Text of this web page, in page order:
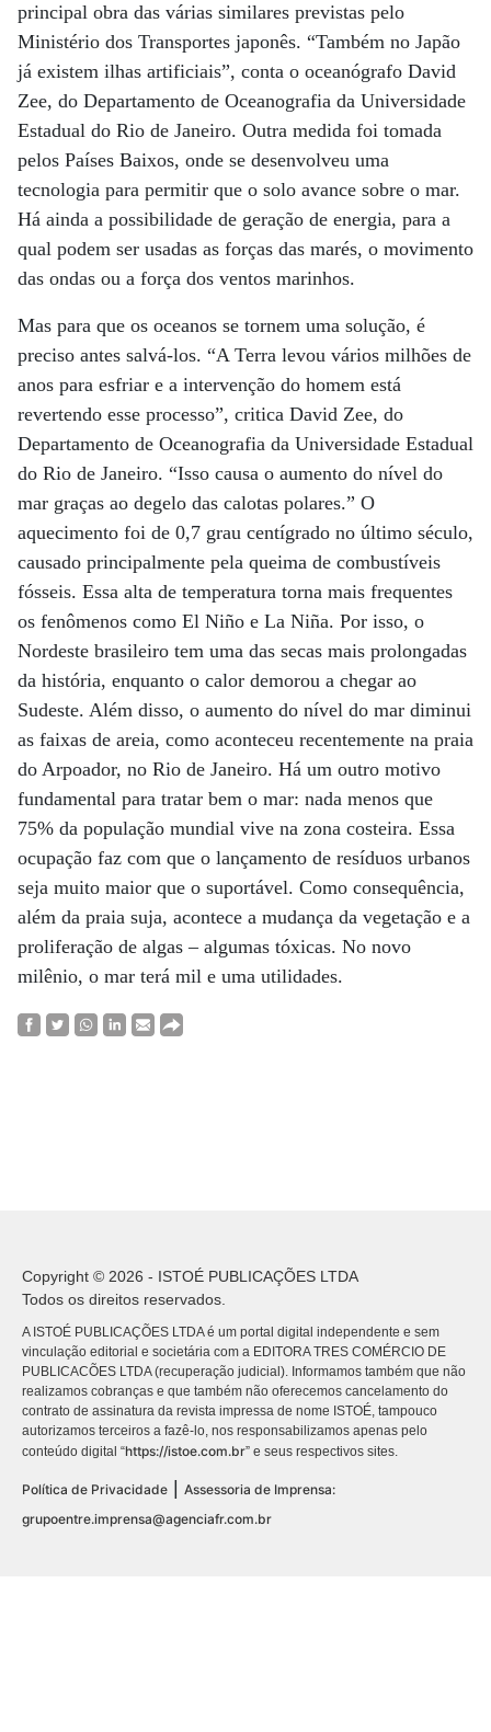
principal obra das várias similares previstas pelo
Ministério dos Transportes japonês. “Também no Japão
já existem ilhas artificiais”, conta o oceanógrafo David
Zee, do Departamento de Oceanografia da Universidade
Estadual do Rio de Janeiro. Outra medida foi tomada
pelos Países Baixos, onde se desenvolveu uma
tecnologia para permitir que o solo avance sobre o mar.
Há ainda a possibilidade de geração de energia, para a
qual podem ser usadas as forças das marés, o movimento
das ondas ou a força dos ventos marinhos.
Mas para que os oceanos se tornem uma solução, é
preciso antes salvá-los. “A Terra levou vários milhões de
anos para esfriar e a intervenção do homem está
revertendo esse processo”, critica David Zee, do
Departamento de Oceanografia da Universidade Estadual
do Rio de Janeiro. “Isso causa o aumento do nível do
mar graças ao degelo das calotas polares.” O
aquecimento foi de 0,7 grau centígrado no último século,
causado principalmente pela queima de combustíveis
fósseis. Essa alta de temperatura torna mais frequentes
os fenômenos como El Niño e La Niña. Por isso, o
Nordeste brasileiro tem uma das secas mais prolongadas
da história, enquanto o calor demorou a chegar ao
Sudeste. Além disso, o aumento do nível do mar diminui
as faixas de areia, como aconteceu recentemente na praia
do Arpoador, no Rio de Janeiro. Há um outro motivo
fundamental para tratar bem o mar: nada menos que
75% da população mundial vive na zona costeira. Essa
ocupação faz com que o lançamento de resíduos urbanos
seja muito maior que o suportável. Como consequência,
além da praia suja, acontece a mudança da vegetação e a
proliferação de algas – algumas tóxicas. No novo
milênio, o mar terá mil e uma utilidades.
Copyright © 2026 - ISTOÉ PUBLICAÇÕES LTDA
Todos os direitos reservados.
A ISTOÉ PUBLICAÇÕES LTDA é um portal digital independente e sem
vinculação editorial e societária com a EDITORA TRES COMÉRCIO DE
PUBLICACÕES LTDA (recuperação judicial). Informamos também que não
realizamos cobranças e que também não oferecemos cancelamento do
contrato de assinatura da revista impressa de nome ISTOÉ, tampouco
autorizamos terceiros a fazê-lo, nos responsabilizamos apenas pelo
conteúdo digital “https://istoe.com.br” e seus respectivos sites.
Política de Privacidade
Assessoria de Imprensa:
grupoentre.imprensa@agenciafr.com.br